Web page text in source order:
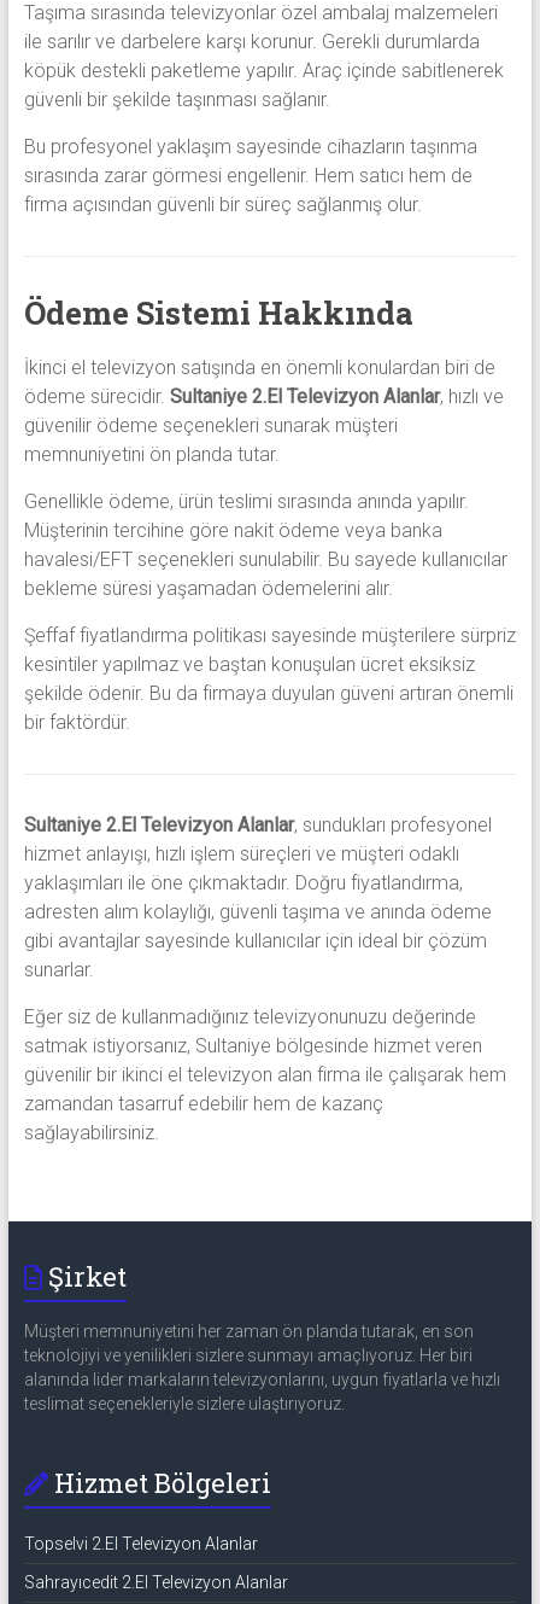
Taşıma sırasında televizyonlar özel ambalaj malzemeleri
ile sarılır ve darbelere karşı korunur. Gerekli durumlarda
köpük destekli paketleme yapılır. Araç içinde sabitlenerek
güvenli bir şekilde taşınması sağlanır.
Bu profesyonel yaklaşım sayesinde cihazların taşınma
sırasında zarar görmesi engellenir. Hem satıcı hem de
firma açısından güvenli bir süreç sağlanmış olur.
Ödeme Sistemi Hakkında
İkinci el televizyon satışında en önemli konulardan biri de
ödeme sürecidir. Sultaniye 2.El Televizyon Alanlar, hızlı ve
güvenilir ödeme seçenekleri sunarak müşteri
memnuniyetini ön planda tutar.
Genellikle ödeme, ürün teslimi sırasında anında yapılır.
Müşterinin tercihine göre nakit ödeme veya banka
havalesi/EFT seçenekleri sunulabilir. Bu sayede kullanıcılar
bekleme süresi yaşamadan ödemelerini alır.
Şeffaf fiyatlandırma politikası sayesinde müşterilere sürpriz
kesintiler yapılmaz ve baştan konuşulan ücret eksiksiz
şekilde ödenir. Bu da firmaya duyulan güveni artıran önemli
bir faktördür.
Sultaniye 2.El Televizyon Alanlar, sundukları profesyonel
hizmet anlayışı, hızlı işlem süreçleri ve müşteri odaklı
yaklaşımları ile öne çıkmaktadır. Doğru fiyatlandırma,
adresten alım kolaylığı, güvenli taşıma ve anında ödeme
gibi avantajlar sayesinde kullanıcılar için ideal bir çözüm
sunarlar.
Eğer siz de kullanmadığınız televizyonunuzu değerinde
satmak istiyorsanız, Sultaniye bölgesinde hizmet veren
güvenilir bir ikinci el televizyon alan firma ile çalışarak hem
zamandan tasarruf edebilir hem de kazanç
sağlayabilirsiniz.
Şirket
Müşteri memnuniyetini her zaman ön planda tutarak, en son
teknolojiyi ve yenilikleri sizlere sunmayı amaçlıyoruz. Her biri
alanında lider markaların televizyonlarını, uygun fiyatlarla ve hızlı
teslimat seçenekleriyle sizlere ulaştırıyoruz.
Hizmet Bölgeleri
Topselvi 2.El Televizyon Alanlar
Sahrayıcedit 2.El Televizyon Alanlar